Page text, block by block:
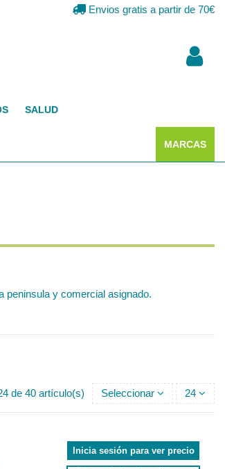
Envios gratis a partir de 70€
SALUD
MARCAS
peninsula y comercial asignado.
de 40 artículo(s) Seleccionar 24
Inicia sesión para ver precio